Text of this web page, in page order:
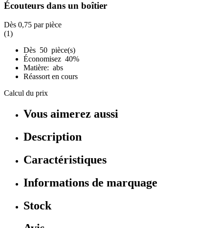
Écouteurs dans un boîtier
Dès 0,75 par pièce
(1)
Dès 50 pièce(s)
Économisez 40%
Matière: abs
Réassort en cours
Calcul du prix
Vous aimerez aussi
Description
Caractéristiques
Informations de marquage
Stock